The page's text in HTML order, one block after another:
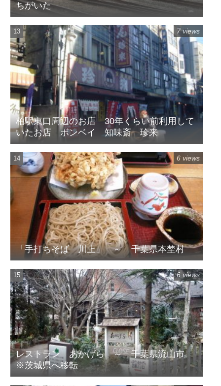
ちがいた
柏駅東口周辺のお店 30年くらい前利用して
いたお店 ボンベイ 知味斎 珍来
7 views
「手打ちそば 川上」 ～ 千葉県本埜村
6 views
レストラン あかげら ～ 千葉県流山市
※茨城県へ移転
6 views